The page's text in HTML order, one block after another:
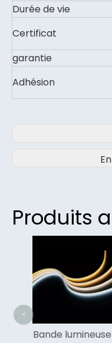
Durée de vie
Certificat
garantie
Adhésion
Produits
Bande
<